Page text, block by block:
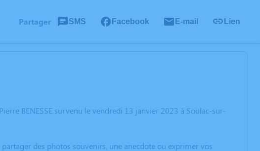
Partager SMS Facebook E-mail Lien
BENESSE survenu le vendredi 13 janvier 2023 à Soulac-sur-
des photos souvenirs, une anecdote ou exprimer vos